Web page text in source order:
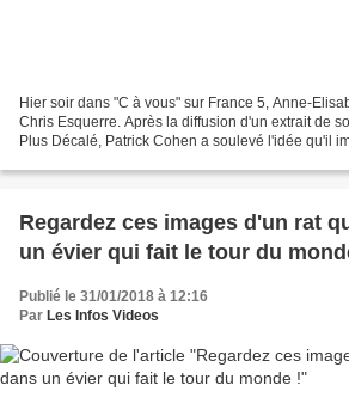
Hier soir dans "C à vous" sur France 5, Anne-
Chris Esquerre. Après la diffusion d'un extrait de
Plus Décalé, Patrick Cohen a soulevé l'idée qu'il
Regardez ces images d'un rat
un évier qui fait le tour du
Publié le 31/01/2018 à 12:16
Par Les Infos Videos